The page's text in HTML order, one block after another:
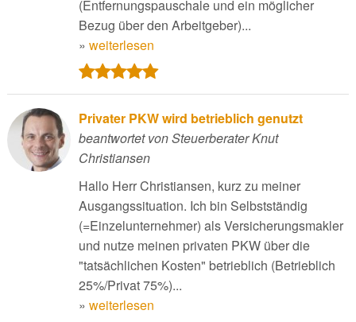
(Entfernungspauschale und ein möglicher
Bezug über den Arbeitgeber)...
» weiterlesen
Privater PKW wird betrieblich genutzt
beantwortet von Steuerberater Knut
Christiansen
Hallo Herr Christiansen, kurz zu meiner
Ausgangssituation. Ich bin Selbstständig
(=Einzelunternehmer) als Versicherungsmakler
und nutze meinen privaten PKW über die
"tatsächlichen Kosten" betrieblich (Betrieblich
25%/Privat 75%)...
» weiterlesen